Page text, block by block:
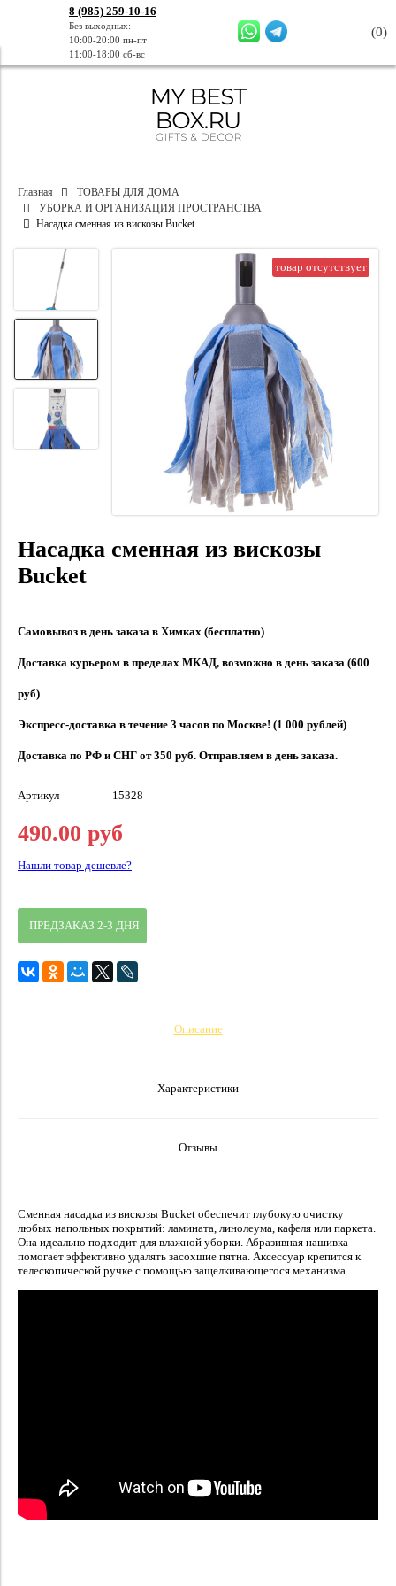
8 (985) 259-10-16
Без выходных:
10:00-20:00 пн-пт
11:00-18:00 сб-вс
(0)
Главная
ТОВАРЫ ДЛЯ ДОМА
УБОРКА И ОРГАНИЗАЦИЯ ПРОСТРАНСТВА
Насадка сменная из вискозы Bucket
товар отсутствует товар отсутствует
Насадка сменная из вискозы
Bucket
Самовывоз в день заказа в Химках (бесплатно)
Доставка курьером в пределах МКАД, возможно в день заказа (600
руб)
Экспресс-доставка в течение 3 часов по Москве! (1 000 рублей)
Доставка по РФ и СНГ от 350 руб. Отправляем в день заказа.
Артикул 15328
490.00 руб
Нашли товар дешевле?
ПРЕДЗАКАЗ 2-3 ДНЯ
Описание
Характеристики
Отзывы
Сменная насадка из вискозы Bucket обеспечит глубокую очистку
любых напольных покрытий: ламината, линолеума, кафеля или паркета.
Она идеально подходит для влажной уборки. Абразивная нашивка
помогает эффективно удалять засохшие пятна. Аксессуар крепится к
телескопической ручке с помощью защелкивающегося механизма.